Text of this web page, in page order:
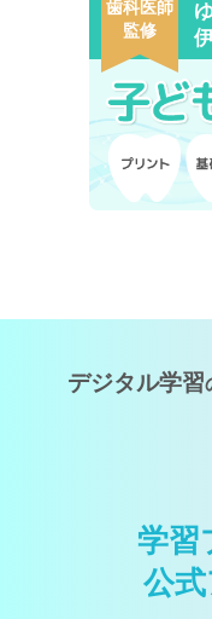
歯科医師
監修
デジタル学習
学習
公式